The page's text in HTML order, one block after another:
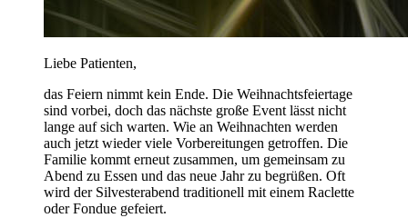
Liebe Patienten,
das Feiern nimmt kein Ende. Die Weihnachtsfeiertage
sind vorbei, doch das nächste große Event lässt nicht
lange auf sich warten. Wie an Weihnachten werden
auch jetzt wieder viele Vorbereitungen getroffen. Die
Familie kommt erneut zusammen, um gemeinsam zu
Abend zu Essen und das neue Jahr zu begrüßen. Oft
wird der Silvesterabend traditionell mit einem Raclette
oder Fondue gefeiert.